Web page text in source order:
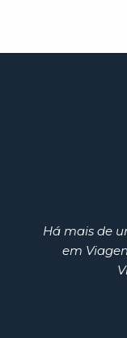
Há mais de
em